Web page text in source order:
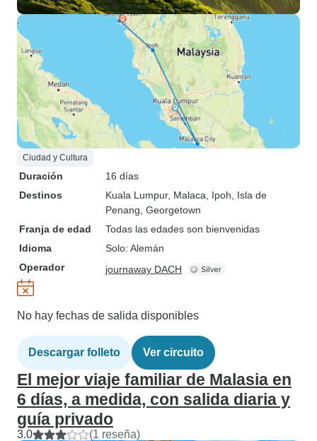
Ciudad y Cultura
Duración
16 días
Destinos
Kuala Lumpur, Malaca , Ipoh , Isla de
Penang , Georgetown
Franja de edad
Todas las edades son bienvenidas
Idioma
Solo: Alemán
Operador
journaway DACH
No hay fechas de salida disponibles
Descargar folleto Ver circuito
El mejor viaje familiar de Malasia en
6 días, a medida, con salida diaria y
guía privado
3.0 (1 reseña)